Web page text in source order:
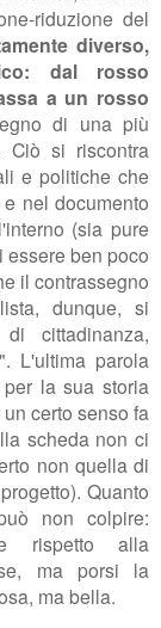
riduzione del
diverso,
dal rosso
a un rosso
di una più
Ciò si riscontra
e politiche che
nel documento
(sia pure
ben poco
il contrassegno
dunque, si
cittadinanza,
L'ultima parola
la sua storia
certo senso fa
scheda non ci
non quella di
Quanto
non colpire:
rispetto alla
ma porsi la
ma bella.